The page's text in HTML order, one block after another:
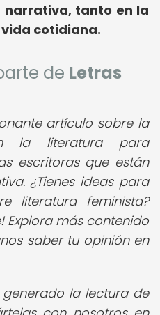
tanto en la
cotidiana.
de Letras
artículo sobre la
la literatura para
escritoras que están
¿Tienes ideas para
literatura feminista?
Explora más contenido
saber tu opinión en
generado la lectura de